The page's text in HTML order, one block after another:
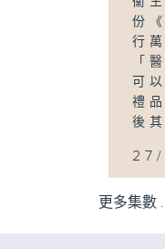
份
行
「
可
禮
後
更多集數